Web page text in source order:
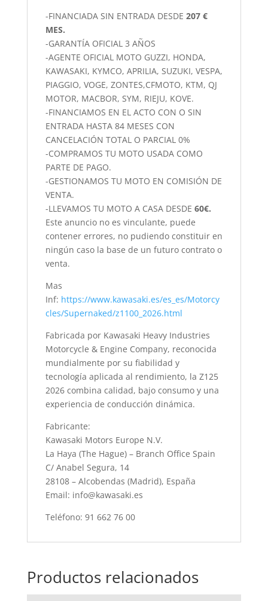
-FINANCIADA SIN ENTRADA DESDE 207 €
MES.
-GARANTÍA OFICIAL 3 AÑOS
-AGENTE OFICIAL MOTO GUZZI, HONDA,
KAWASAKI, KYMCO, APRILIA, SUZUKI, VESPA,
PIAGGIO, VOGE, ZONTES,CFMOTO, KTM, QJ
MOTOR, MACBOR, SYM, RIEJU, KOVE.
-FINANCIAMOS EN EL ACTO CON O SIN
ENTRADA HASTA 84 MESES CON
CANCELACIÓN TOTAL O PARCIAL 0%
-COMPRAMOS TU MOTO USADA COMO
PARTE DE PAGO.
-GESTIONAMOS TU MOTO EN COMISIÓN DE
VENTA.
-LLEVAMOS TU MOTO A CASA DESDE 60€.
Este anuncio no es vinculante, puede
contener errores, no pudiendo constituir en
ningún caso la base de un futuro contrato o
venta.
Mas
Inf: https://www.kawasaki.es/es_es/Motorcy
cles/Supernaked/z1100_2026.html
Fabricada por Kawasaki Heavy Industries
Motorcycle & Engine Company, reconocida
mundialmente por su fiabilidad y
tecnología aplicada al rendimiento, la Z125
2026 combina calidad, bajo consumo y una
experiencia de conducción dinámica.
Fabricante:
Kawasaki Motors Europe N.V.
La Haya (The Hague) – Branch Office Spain
C/ Anabel Segura, 14
28108 – Alcobendas (Madrid), España
Email: info@kawasaki.es
Teléfono: 91 662 76 00
Productos relacionados